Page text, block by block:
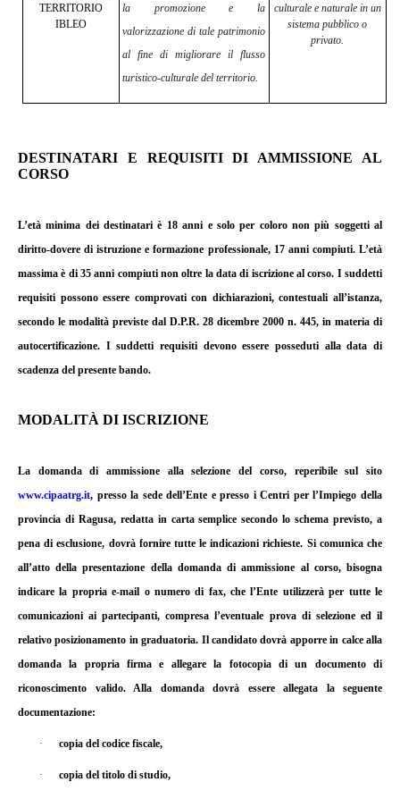
TERRITORIO
IBLEO
la promozione e la
valorizzazione di tale patrimonio
al fine di migliorare il flusso
turistico-culturale del territorio.
culturale e naturale in un
sistema pubblico o
privato.
DESTINATARI E REQUISITI DI AMMISSIONE AL
CORSO
L’età minima dei destinatari è 18 anni e solo per coloro non più soggetti al
diritto-dovere di istruzione e formazione professionale, 17 anni compiuti. L’età
massima è di 35 anni compiuti non oltre la data di iscrizione al corso. I suddetti
requisiti possono essere comprovati con dichiarazioni, contestuali all’istanza,
secondo le modalità previste dal D.P.R. 28 dicembre 2000 n. 445, in materia di
autocertificazione. I suddetti requisiti devono essere posseduti alla data di
scadenza del presente bando.
MODALITÀ DI ISCRIZIONE
La domanda di ammissione alla selezione del corso, reperibile sul sito
www.cipaatrg.it, presso la sede dell’Ente e presso i Centri per l’Impiego della
provincia di Ragusa, redatta in carta semplice secondo lo schema previsto, a
pena di esclusione, dovrà fornire tutte le indicazioni richieste. Si comunica che
all’atto della presentazione della domanda di ammissione al corso, bisogna
indicare la propria e-mail o numero di fax, che l’Ente utilizzerà per tutte le
comunicazioni ai partecipanti, compresa l’eventuale prova di selezione ed il
relativo posizionamento in graduatoria. Il candidato dovrà apporre in calce alla
domanda la propria firma e allegare la fotocopia di un documento di
riconoscimento valido. Alla domanda dovrà essere allegata la seguente
documentazione:
· copia del codice fiscale,
· copia del titolo di studio,